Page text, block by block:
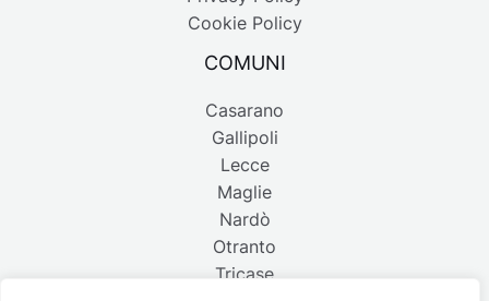
Cookie Policy
COMUNI
Casarano
Gallipoli
Lecce
Maglie
Nardò
Otranto
Tricase